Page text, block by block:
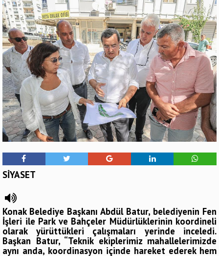
SİYASET
Konak Belediye Başkanı Abdül Batur, belediyenin Fen
İşleri ile Park ve Bahçeler Müdürlüklerinin koordineli
olarak yürüttükleri çalışmaları yerinde inceledi.
Başkan Batur, “Teknik ekiplerimiz mahallelerimizde
aynı anda, koordinasyon içinde hareket ederek hem